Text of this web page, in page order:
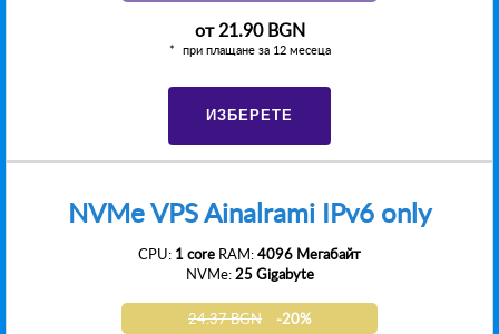
от21.90 BGN
при плащане за 12 месеца
ИЗБЕРЕТЕ
NVMe VPS Ainalrami IPv6 only
CPU: 1 core RAM:4096 Мегабайт
NVMe:25 Gigabyte
24.37 BGN -20%